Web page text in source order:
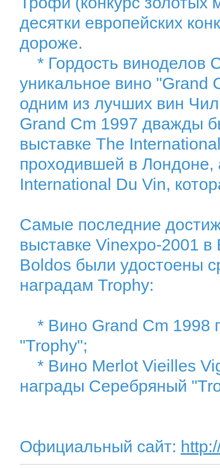
десятки европейских
дороже.
* Гордость виноделов
уникальное вино "Grand
одним из лучших вин
Grand Cm 1997 дважды
выставке The
проходившей в Лондоне,
International Du Vin,
Самые последние
выставке Vinexpo-2001
Boldos были удостоены
наградам Trophy:
* Вино Grand Cm 1998
"Trophy";
* Вино Merlot Vieilles
награды Серебряный
Официальный сайт: